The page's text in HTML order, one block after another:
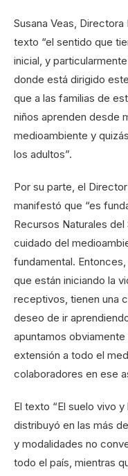
Susana Veas,
texto “el sentido que
inicial, y
donde está dirigido
que a las familias de
niños aprenden desde
medioambiente y
los adultos”.
Por su parte, el
manifestó que “es
Recursos Naturales
cuidado del
fundamental.
que están iniciando la
receptivos, tienen una
deseo de ir
apuntamos
extensión a todo el
colaboradores en ese
El texto “El suelo vivo
distribuyó en las más
y modalidades no
todo el país, mientras